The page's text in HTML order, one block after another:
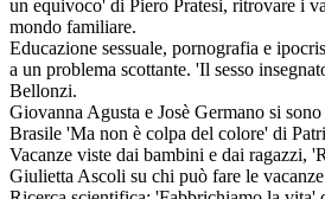
un equivoco' di Piero Pratesi, ritrovare i
mondo familiare.
Educazione sessuale, pornografia e
a un problema scottante. 'Il sesso
Bellonzi.
Giovanna Agusta e Josè Germano si
Brasile 'Ma non è colpa del colore' di
Vacanze viste dai bambini e dai ragazzi,
Giulietta Ascoli su chi può fare le